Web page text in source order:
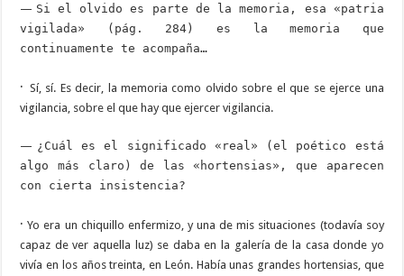
— Si el olvido es parte de la memoria, esa «patria
vigilada» (pág. 284) es la memoria que
continuamente te acompaña…
· Sí, sí. Es decir, la memoria como olvido sobre el que se ejerce una
vigilancia, sobre el que hay que ejercer vigilancia.
— ¿Cuál es el significado «real» (el poético está
algo más claro) de las «hortensias», que aparecen
con cierta insistencia?
· Yo era un chiquillo enfermizo, y una de mis situaciones (todavía soy
capaz de ver aquella luz) se daba en la galería de la casa donde yo
vivía en los años treinta, en León. Había unas grandes hortensias, que